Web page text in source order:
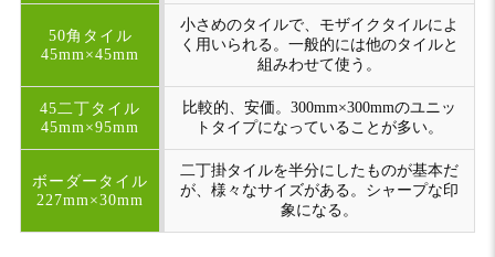
50角タイル
45mm×45mm
小さめのタイルで、モザイクタイルによ
く用いられる。一般的には他のタイルと
組みわせて使う。
45二丁タイル
45mm×95mm
比較的、安価。300mm×300mmのユニッ
トタイプになっていることが多い。
ボーダータイル
227mm×30mm
二丁掛タイルを半分にしたものが基本だ
が、様々なサイズがある。シャープな印
象になる。